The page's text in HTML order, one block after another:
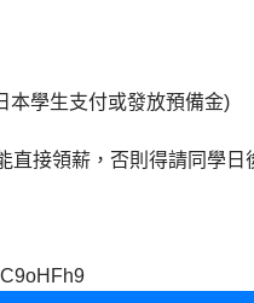
本學生支付或發放預備金)
接領薪，否則得請同學日